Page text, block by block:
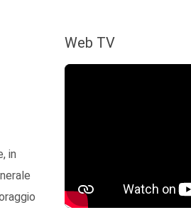
in
Web TV